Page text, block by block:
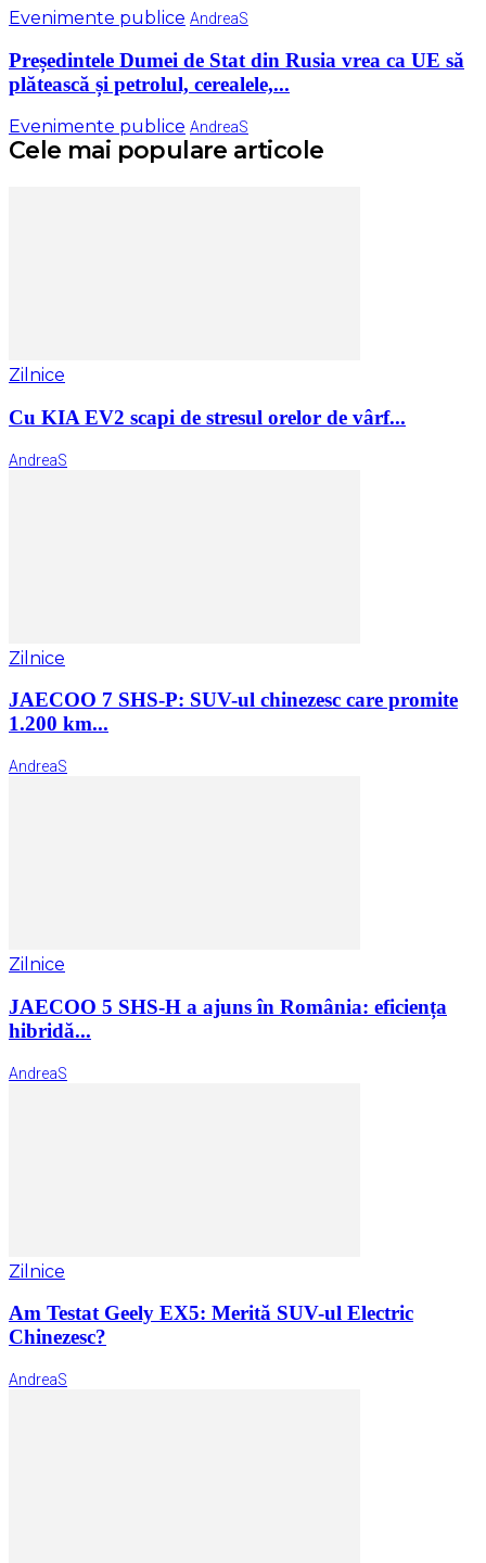
Evenimente publice AndreaS
Președintele Dumei de Stat din Rusia vrea ca UE să
plătească și petrolul, cerealele,...
Evenimente publice AndreaS
Cele mai populare articole
Zilnice
Cu KIA EV2 scapi de stresul orelor de vârf...
AndreaS
Zilnice
JAECOO 7 SHS-P: SUV-ul chinezesc care promite
1.200 km...
AndreaS
Zilnice
JAECOO 5 SHS-H a ajuns în România: eficiența
hibridă...
AndreaS
Zilnice
Am Testat Geely EX5: Merită SUV-ul Electric
Chinezesc?
AndreaS